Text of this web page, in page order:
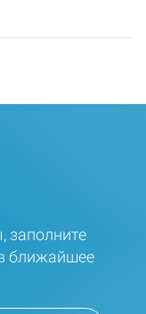
заполните
ближайшее